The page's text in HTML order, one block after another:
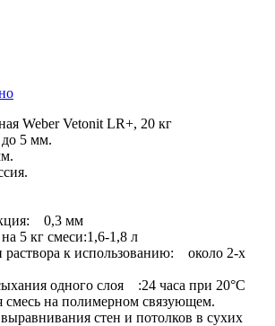
Weber Vetonit LR+, 20 кг
5 мм.
0,3 мм
5 кг смеси:1,6-1,8 л
раствора к использованию: около 2-х
одного слоя :24 часа при 20°C
смесь на полимерном связующем.
стен и потолков в сухих